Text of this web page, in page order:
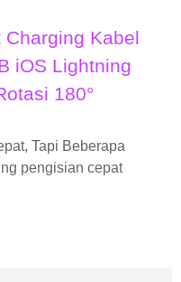
Kabel
iOS Lightning
180°
Tapi Beberapa
pengisian cepat